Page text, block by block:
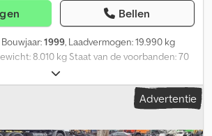
Bellen
Bouwjaar:1999, Laadvermogen: 19.990 kg
8.010 kg Staat van de voorbanden: 70
Staat van de achterbanden: 70
17.5 Achterbanden: 245/70 R 17.5 Neem
GROUP voor meer informatie.Advertentie